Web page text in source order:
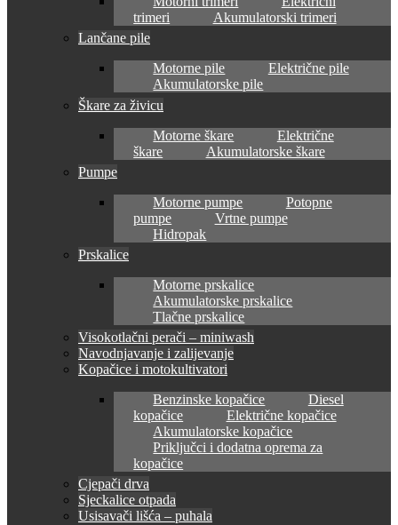
trimeri
Akumulatorski trimeri
Lančane pile
Motorne pile
Električne pile
Akumulatorske pile
Škare za živicu
Motorne škare
Električne
škare
Akumulatorske škare
Pumpe
Motorne pumpe
Potopne
pumpe
Vrtne pumpe
Hidropak
Prskalice
Motorne prskalice
Akumulatorske prskalice
Tlačne prskalice
Visokotlačni perači – miniwash
Navodnjavanje i zalijevanje
Kopačice i motokultivatori
Benzinske kopačice
Diesel
kopačice
Električne kopačice
Akumulatorske kopačice
Priključci i dodatna oprema za
kopačice
Cjepači drva
Sjeckalice otpada
Usisavači lišća – puhala